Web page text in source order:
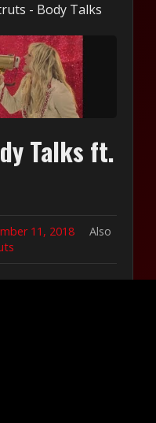
- Body Talks
Talks ft.
11, 2018
Also